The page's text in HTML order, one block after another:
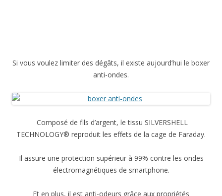
Si vous voulez limiter des dégâts, il existe aujourd’hui le boxer
anti-ondes.
Composé de fils d’argent, le tissu SILVERSHELL
TECHNOLOGY® reproduit les effets de la cage de Faraday.
Il assure une protection supérieur à 99% contre les ondes
électromagnétiques de smartphone.
Et en plus, il est anti-odeurs grâce aux propriétés